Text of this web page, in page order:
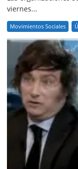
viernes...
Movimientos Sociales